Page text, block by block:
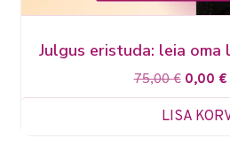
Julgus eristuda: leia oma
75,00€ 0,00 €
LISA